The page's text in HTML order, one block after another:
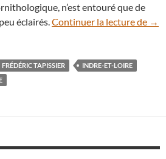
n’est entouré que de
éclairés. Continuer la lecture de →
FRÉDÉRIC TAPISSIER
INDRE-ET-LOIRE